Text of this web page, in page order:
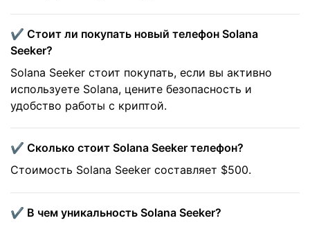
✔️ Стоит ли покупать новый телефон Solana
Seeker?
Solana Seeker стоит покупать, если вы активно
используете Solana, цените безопасность и
удобство работы с криптой.
✔️ Сколько стоит Solana Seeker телефон?
Стоимость Solana Seeker составляет $500.
✔️ В чем уникальность Solana Seeker?